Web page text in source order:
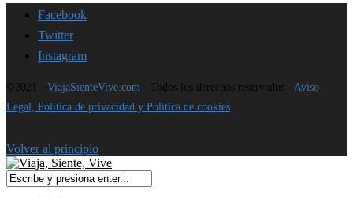
Facebook
Twitter
Instagram
©2021 - ViajaSienteVive.com - Todos los derechos reservados - Aviso
Legal, Política de privacidad y Política de cookies
Volver al principio